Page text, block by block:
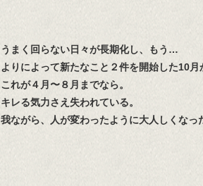
うまく回らない日々が長期化し、もう…
よりによって新たなこと２件を開始した10月
これが４月〜８月までなら。
キレる気力さえ失われている。
我ながら、人が変わったように大人しくなっ